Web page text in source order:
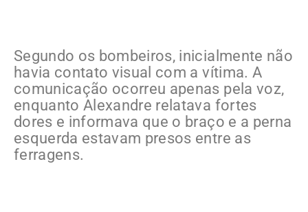
Segundo os bombeiros, inicialmente não
havia contato visual com a vítima. A
comunicação ocorreu apenas pela voz,
enquanto Alexandre relatava fortes
dores e informava que o braço e a perna
esquerda estavam presos entre as
ferragens.